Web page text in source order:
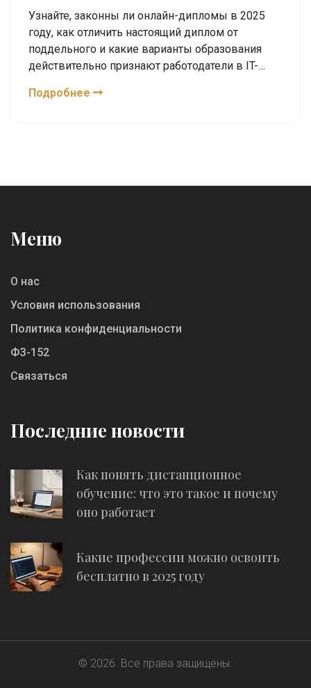
Узнайте, законны ли онлайн-дипломы в 2025
году, как отличить настоящий диплом от
поддельного и какие варианты образования
действительно признают работодатели в IT-
Подробнее
Меню
О нас
Условия использования
Политика конфиденциальности
ФЗ-152
Связаться
Последние новости
Как понять дистанционное
обучение: что это такое и почему
оно работает
Какие профессии можно освоить
бесплатно в 2025 году
© 2026. Все права защищены.